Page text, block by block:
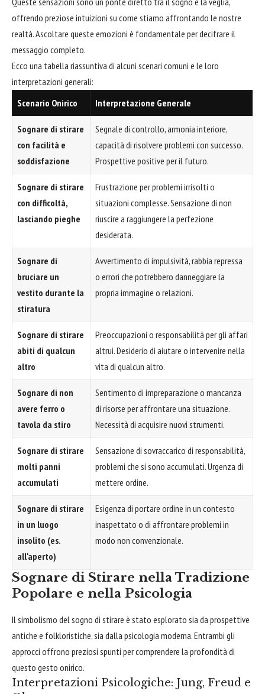
offrendo preziose intuizioni su come stiamo affrontando le nostre
realtà. Ascoltare queste emozioni è fondamentale per decifrare il
messaggio completo.
Ecco una tabella riassuntiva di alcuni scenari comuni e le loro
interpretazioni generali:
Scenario Onirico
Interpretazione Generale
Sognare di stirare
con facilità e
soddisfazione
Segnale di controllo, armonia interiore,
capacità di risolvere problemi con successo.
Prospettive positive per il futuro.
Sognare di stirare
con difficoltà,
lasciando pieghe
Frustrazione per problemi irrisolti o
situazioni complesse. Sensazione di non
riuscire a raggiungere la perfezione
desiderata.
Sognare di
bruciare un
vestito durante la
stiratura
Avvertimento di impulsività, rabbia repressa
o errori che potrebbero danneggiare la
propria immagine o relazioni.
Sognare di stirare
abiti di qualcun
altro
Preoccupazioni o responsabilità per gli affari
altrui. Desiderio di aiutare o intervenire nella
vita di qualcun altro.
Sognare di non
avere ferro o
tavola da stiro
Sentimento di impreparazione o mancanza
di risorse per affrontare una situazione.
Necessità di acquisire nuovi strumenti.
Sognare di stirare
molti panni
accumulati
Sensazione di sovraccarico di responsabilità,
problemi che si sono accumulati. Urgenza di
mettere ordine.
Sognare di stirare
in un luogo
insolito (es.
all'aperto)
Esigenza di portare ordine in un contesto
inaspettato o di affrontare problemi in
modo non convenzionale.
Sognare di Stirare nella Tradizione
Popolare e nella Psicologia
Il simbolismo del sogno di stirare è stato esplorato sia da prospettive
antiche e folkloristiche, sia dalla psicologia moderna. Entrambi gli
approcci offrono preziosi spunti per comprendere la profondità di
questo gesto onirico.
Interpretazioni Psicologiche: Jung, Freud e